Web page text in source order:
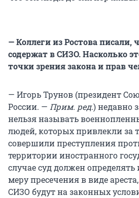
— Коллеги из Ростова писали,
содержат в СИЗО. Насколько
точки зрения закона и прав
— Игорь Трунов (президент
России. — Прим. ред.) недавно
нельзя называть
людей, которых привлекли за
совершили преступления
территории иностранного
случае суд должен определять
меру пресечения в виде
СИЗО будут на законных